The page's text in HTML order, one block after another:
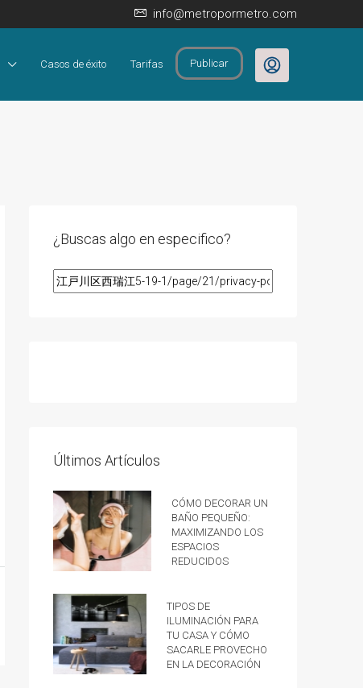
info@metropormetro.com
Casos de éxito Tarifas Publicar
¿Buscas algo en especifico?
Últimos Artículos
Cómo decorar un
baño pequeño:
Maximizando los
espacios
reducidos
Tipos de
iluminación para
tu casa y cómo
sacarle provecho
en la decoración